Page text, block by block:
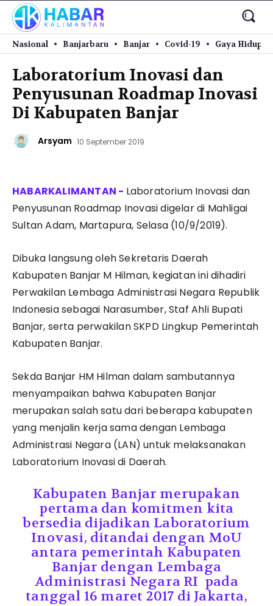
Nasional Banjarbaru Banjar Covid-19 Gaya Hidup
Laboratorium Inovasi dan
Penyusunan Roadmap Inovasi
Di Kabupaten Banjar
Arsyam 10 September 2019
Laboratorium Inovasi dan
Penyusunan Roadmap Inovasi digelar di Mahligai
Sultan Adam, Martapura, Selasa (10/9/2019).
Dibuka langsung oleh Sekretaris Daerah
Kabupaten Banjar M Hilman, kegiatan ini dihadiri
Perwakilan Lembaga Administrasi Negara Republik
Indonesia sebagai Narasumber, Staf Ahli Bupati
Banjar, serta perwakilan SKPD Lingkup Pemerintah
Kabupaten Banjar.
Sekda Banjar HM Hilman dalam sambutannya
menyampaikan bahwa Kabupaten Banjar
merupakan salah satu dari beberapa kabupaten
yang menjalin kerja sama dengan Lembaga
Administrasi Negara (LAN) untuk melaksanakan
Laboratorium Inovasi di Daerah.
Kabupaten Banjar merupakan
pertama dan komitmen kita
bersedia dijadikan Laboratorium
Inovasi, ditandai dengan MoU
antara pemerintah Kabupaten
Banjar dengan Lembaga
Administrasi Negara RI pada
tanggal 16 maret 2017 di Jakarta,